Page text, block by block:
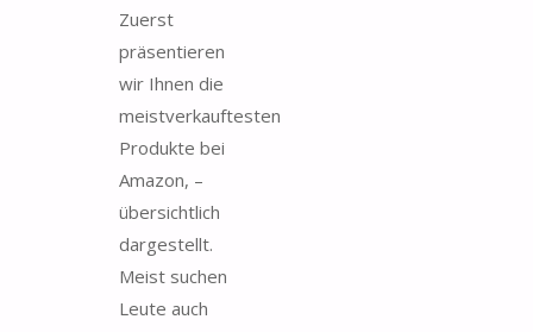
Zuerst
präsentieren
wir Ihnen die
meistverkauftesten
Produkte bei
Amazon, –
übersichtlich
dargestellt.
Meist suchen
Leute auch